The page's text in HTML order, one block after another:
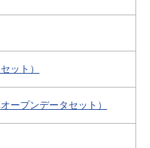
ット）
ープンデータセット）